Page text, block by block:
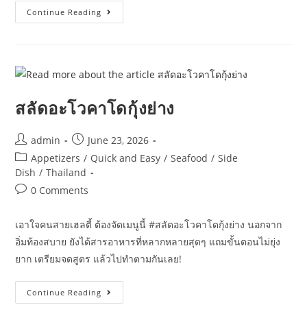
Continue Reading เค
ซา
สลัดอะโวคาโดกุ้งย่าง
Post
author:
admin
Post
published:
June 23, 2026
Post
category:
Appetizers / Quick and Easy / Seafood / Side
Dish / Thailand
Post0 Comments
เอาใจคนสายเฮลตี้ ต้องจัดเมนูนี้ #สลัดอะโวคาโดกุ้งย่าง นอกจาก
อิ่มท้องสบาย ยังได้สารอาหารที่หลากหลายสุดๆ แถมขั้นตอนไม่ยุ่ง
ยาก เตรียมจดสูตร แล้วไปทำตามกันเลย!
Continue Reading สลัด
อะ